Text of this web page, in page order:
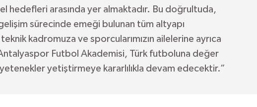
hedefleri arasında yer almaktadır. Bu doğrultuda,
sürecinde emeği bulunan tüm altyapı
kadromuza ve sporcularımızın ailelerine ayrıca
Futbol Akademisi, Türk futboluna değer
yetiştirmeye kararlılıkla devam edecektir.”